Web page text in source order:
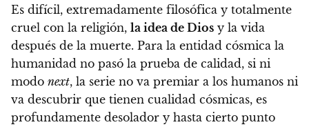
Es difícil, extremadamente filosófica y totalmente
cruel con la religión, la idea de Dios y la vida
después de la muerte. Para la entidad cósmica la
humanidad no pasó la prueba de calidad, si ni
modo next, la serie no va premiar a los humanos ni
va descubrir que tienen cualidad cósmicas, es
profundamente desolador y hasta cierto punto